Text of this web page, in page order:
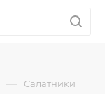
— Салатники